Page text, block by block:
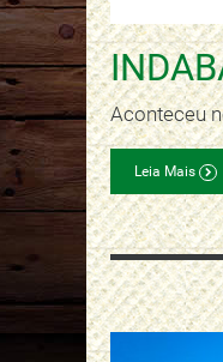
Aconteceu
Leia Mais